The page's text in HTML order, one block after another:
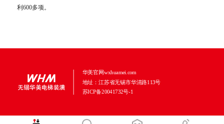
利600多项。
华美官网wxhuamei.com
地址：江苏省无锡市华清路113号
苏ICP备20041732号-1